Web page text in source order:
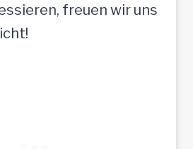
freuen wir uns